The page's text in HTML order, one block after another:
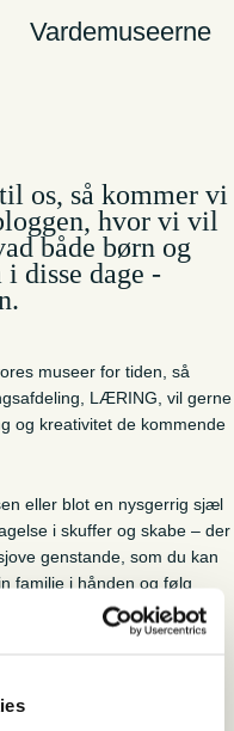
Vardemuseerne
os, så kommer vi
hvor vi vil
både børn og
disse dage -
museer for tiden, så
LÆRING, vil gerne
og kreativitet de kommende
eller blot en nysgerrig sjæl
i skuffer og skabe – der
genstande, som du kan
familie i hånden og følg